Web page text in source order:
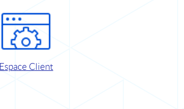
Espace Client